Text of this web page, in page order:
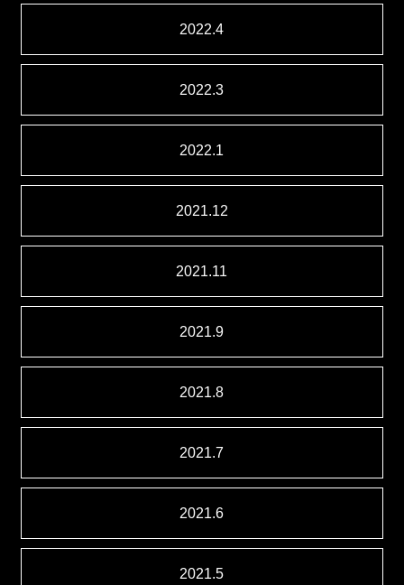
2022.4
2022.3
2022.1
2021.12
2021.11
2021.9
2021.8
2021.7
2021.6
2021.5